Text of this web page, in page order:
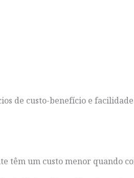
de custo-benefício e
têm um custo menor quando